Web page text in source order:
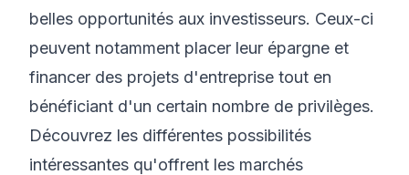
belles opportunités aux investisseurs. Ceux-ci
peuvent notamment placer leur épargne et
financer des projets d'entreprise tout en
bénéficiant d'un certain nombre de privilèges.
Découvrez les différentes possibilités
intéressantes qu'offrent les marchés